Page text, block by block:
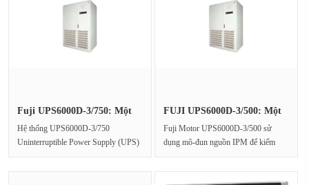
Fuji UPS6000D-3/750: Một
Hệ thống UPS6000D-3/750
Uninterruptible Power Supply (UPS)
FUJI UPS6000D-3/500: Một
Fuji Motor UPS6000D-3/500 sử
dụng mô-đun nguồn IPM để kiểm